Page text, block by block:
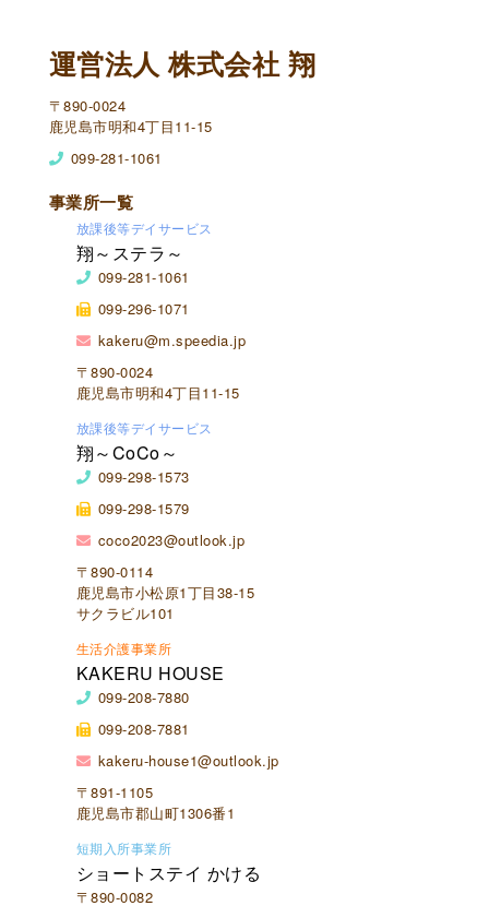
運営法人 株式会社 翔
〒890-0024
鹿児島市明和4丁目11-15
099-281-1061
事業所一覧
放課後等デイサービス
翔～ステラ～
099-281-1061
099-296-1071
kakeru@m.speedia.jp
〒890-0024
鹿児島市明和4丁目11-15
放課後等デイサービス
翔～CoCo～
099-298-1573
099-298-1579
coco2023@outlook.jp
〒890-0114
鹿児島市小松原1丁目38-15
サクラビル101
生活介護事業所
KAKERU HOUSE
099-208-7880
099-208-7881
kakeru-house1@outlook.jp
〒891-1105
鹿児島市郡山町1306番1
短期入所事業所
ショートステイ かける
〒890-0082